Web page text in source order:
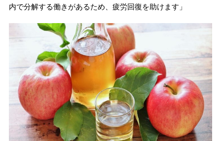
内で分解する働きがあるため、疲労回復を助けます」